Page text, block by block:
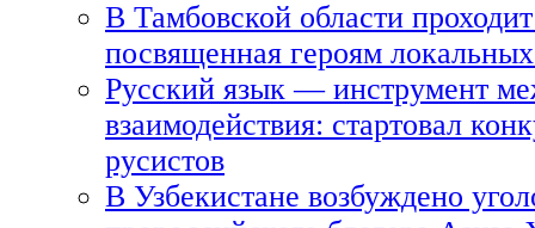
В Тамбовской области
посвященная героям
Русский язык — инструмент
взаимодействия: стартовал
русистов
В Узбекистане возбуждено